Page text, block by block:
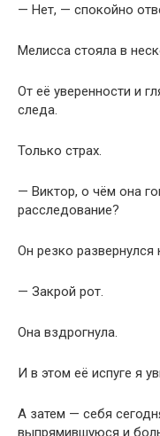
— Нет, — спокойно
Мелисса стояла в
От её уверенности и
следа.
Только страх.
— Виктор, о чём она
расследование?
Он резко развернулся
— Закрой рот.
Она вздрогнула.
И в этом её испуге я
А затем — себя
выпрямившуюся и